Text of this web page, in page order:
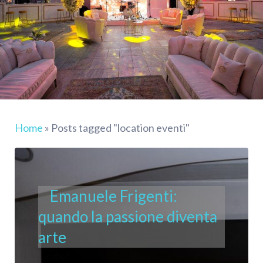
Home » Posts tagged "location eventi"
Emanuele Frigenti:
quando la passione diventa
arte